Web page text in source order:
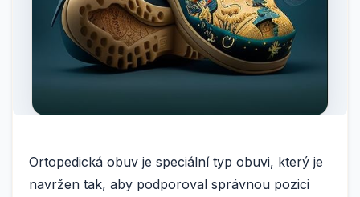
Ortopedická obuv je speciální typ obuvi, který je
navržen tak, aby podporoval správnou pozici